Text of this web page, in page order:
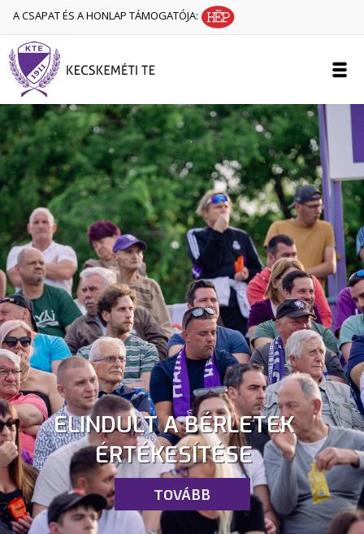
A CSAPAT ÉS A HONLAP TÁMOGATÓJA:
ELINDULT A BÉRLETEK
ÉRTÉKESÍTÉSE
TOVÁBB